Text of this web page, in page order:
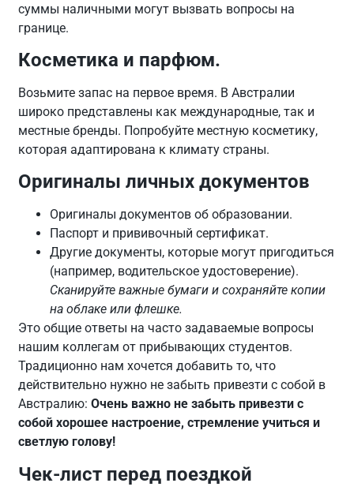
суммы наличными могут вызвать вопросы на
границе.
Косметика и парфюм.
Возьмите запас на первое время. В Австралии
широко представлены как международные, так и
местные бренды. Попробуйте местную косметику,
которая адаптирована к климату страны.
Оригиналы личных документов
Оригиналы документов об образовании.
Паспорт и прививочный сертификат.
Другие документы, которые могут пригодиться
(например, водительское удостоверение).
Сканируйте важные бумаги и сохраняйте копии
на облаке или флешке.
Это общие ответы на часто задаваемые вопросы
нашим коллегам от прибывающих студентов.
Традиционно нам хочется добавить то, что
действительно нужно не забыть привезти с собой в
Австралию: Очень важно не забыть привезти с
собой хорошее настроение, стремление учиться и
светлую голову!
Чек-лист перед поездкой